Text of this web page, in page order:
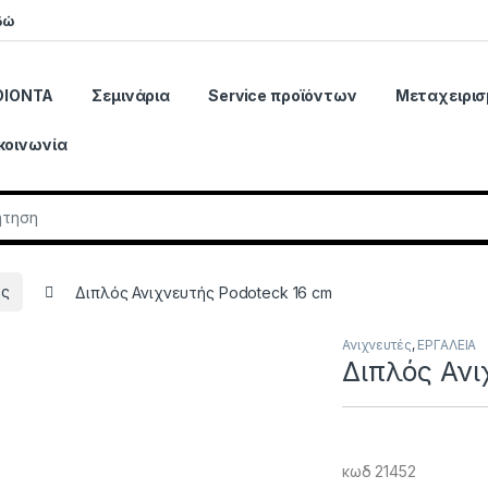
Σεμινάρια Service προϊόντων
Διπλός Ανιχνευτής Podoteck 16 cm
Ανιχνευτές, ΕΡΓΑΛΕΙΑ
Διπλός
κωδ 21452